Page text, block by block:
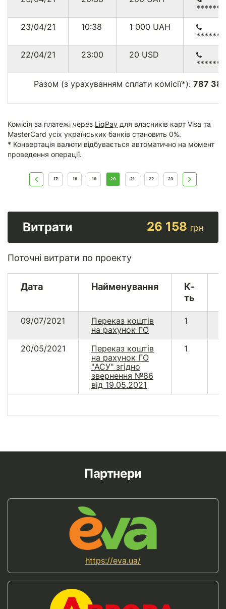
23/04/21
10:38 1 000 UAH
22/04/21
23:00 20 USD
Разом (з урахуванням сплати комісії*): 787
Комісія за платежі через LiqPay для власників карт Visa та
MasterCard усіх українських банків становить 0%.
* Конвертація валюти відбувається автоматично на момент
проведення операції.
17 18 19 20 21 22 23
Витрати 26 158 грн
Поточні витрати по проекту
Дата Найменування
К-
ть
09/07/2021
Переказ коштів
на рахунок ГО
1
20/05/2021
Переказ коштів
на рахунок ГО
"АСУ" згідно
звернення №86
від 19.05.2021
1
Партнери
https://eva.ua/